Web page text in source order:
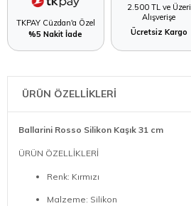
TKPAY Cüzdan'a Özel
%5 Nakit İade
2.500 TL ve Üzeri
Alışverişe
Ücretsiz Kargo
ÜRÜN ÖZELLİKLERİ
Ballarini Rosso Silikon Kaşık 31 cm
ÜRÜN ÖZELLİKLERİ
Renk: Kırmızı
Malzeme: Silikon